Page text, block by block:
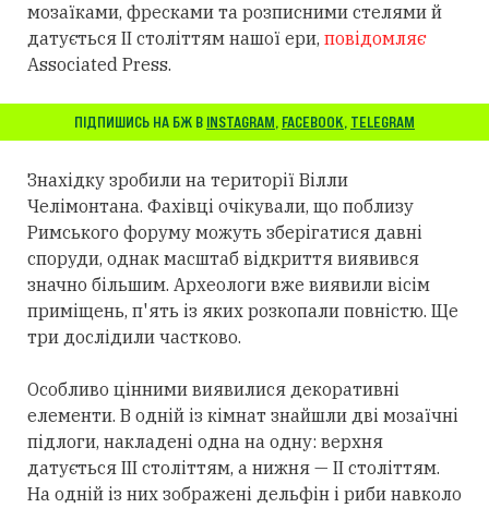
мозаїками, фресками та розписними стелями й
датується II століттям нашої ери, повідомляє
Associated Press.
ПІДПИШИСЬ НА БЖ В INSTAGRAM, FACEBOOK, TELEGRAM
Знахідку зробили на території Вілли
Челімонтана. Фахівці очікували, що поблизу
Римського форуму можуть зберігатися давні
споруди, однак масштаб відкриття виявився
значно більшим. Археологи вже виявили вісім
приміщень, п'ять із яких розкопали повністю. Ще
три дослідили частково.
Особливо цінними виявилися декоративні
елементи. В одній із кімнат знайшли дві мозаїчні
підлоги, накладені одна на одну: верхня
датується III століттям, а нижня — II століттям.
На одній із них зображені дельфін і риби навколо